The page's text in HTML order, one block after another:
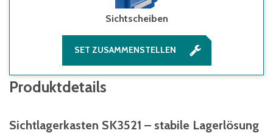
Sichtscheiben
SET ZUSAMMENSTELLEN
Produktdetails
Sichtlagerkasten SK3521 – stabile Lagerlösung